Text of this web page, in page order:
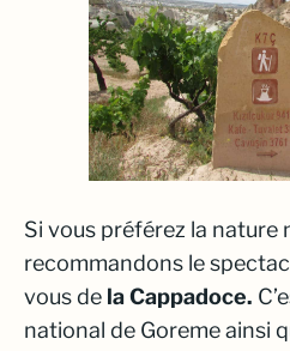
Si vous préférez la nature
recommandons le
vous de la Cappadoce.
national de Goreme ainsi